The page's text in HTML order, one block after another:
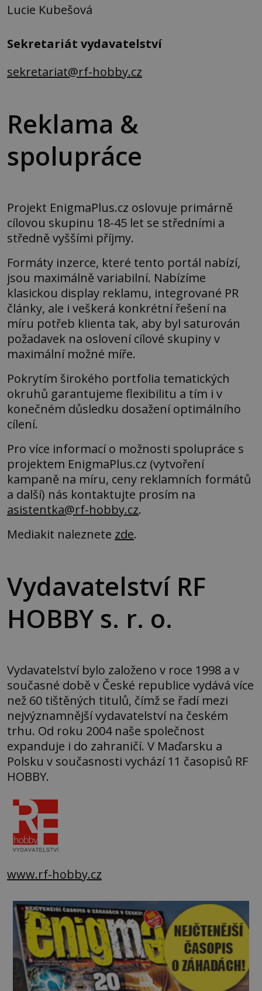
Lucie Kubešová
Sekretariát vydavatelství
sekretariat@rf-hobby.cz
Reklama &
spolupráce
Projekt EnigmaPlus.cz oslovuje primárně
cílovou skupinu 18-45 let se středními a
středně vyššími příjmy.
Formáty inzerce, které tento portál nabízí,
jsou maximálně variabilní. Nabízíme
klasickou display reklamu, integrované PR
články, ale i veškerá konkrétní řešení na
míru potřeb klienta tak, aby byl saturován
požadavek na oslovení cílové skupiny v
maximální možné míře.
Pokrytím širokého portfolia tematických
okruhů garantujeme flexibilitu a tím i v
konečném důsledku dosažení optimálního
cílení.
Pro více informací o možnosti spolupráce s
projektem EnigmaPlus.cz (vytvoření
kampaně na míru, ceny reklamních formátů
a další) nás kontaktujte prosím na
asistentka@rf-hobby.cz.
Mediakit naleznete zde.
Vydavatelství RF
HOBBY s. r. o.
Vydavatelství bylo založeno v roce 1998 a v
současné době v České republice vydává více
než 60 tištěných titulů, čímž se řadí mezi
nejvýznamnější vydavatelství na českém
trhu. Od roku 2004 naše společnost
expanduje i do zahraničí. V Maďarsku a
Polsku v současnosti vychází 11 časopisů RF
HOBBY.
www.rf-hobby.cz